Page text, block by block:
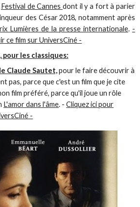
Festival de Cannes dont il y a fort à parier
des César 2018, notamment après
Lumières de la presse internationale. -
ce film sur UniversCiné -
pour les classiques:
Claude Sautet,pour le faire découvrir à
pas, parce que c'est un film que je cite
film préféré, parce qu'il joue un rôle
L'amor dans l'âme. -Cliquez ici pour
-